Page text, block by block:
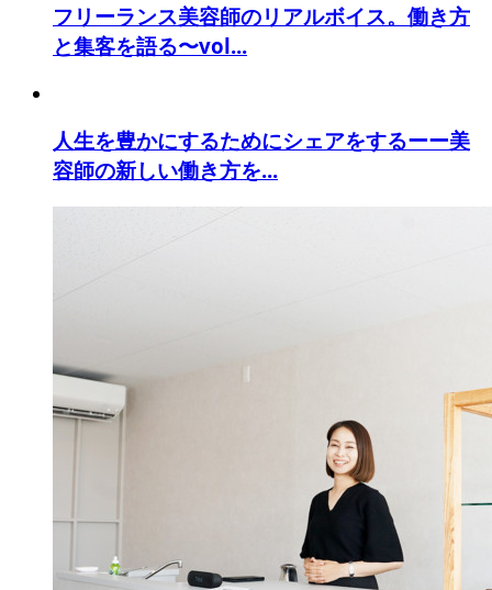
フリーランス美容師のリアルボイス。働き方
と集客を語る〜vol...
人生を豊かにするためにシェアをするーー美
容師の新しい働き方を...